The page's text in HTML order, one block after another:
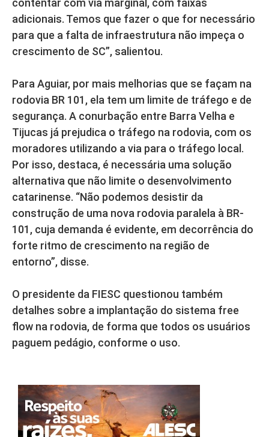
contentar com via marginal, com faixas
adicionais. Temos que fazer o que for necessário
para que a falta de infraestrutura não impeça o
crescimento de SC”, salientou.
Para Aguiar, por mais melhorias que se façam na
rodovia BR 101, ela tem um limite de tráfego e de
segurança. A conurbação entre Barra Velha e
Tijucas já prejudica o tráfego na rodovia, com os
moradores utilizando a via para o tráfego local.
Por isso, destaca, é necessária uma solução
alternativa que não limite o desenvolvimento
catarinense. “Não podemos desistir da
construção de uma nova rodovia paralela à BR-
101, cuja demanda é evidente, em decorrência do
forte ritmo de crescimento na região de
entorno”, disse.
O presidente da FIESC questionou também
detalhes sobre a implantação do sistema free
flow na rodovia, de forma que todos os usuários
paguem pedágio, conforme o uso.